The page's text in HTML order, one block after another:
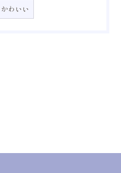
かわいい